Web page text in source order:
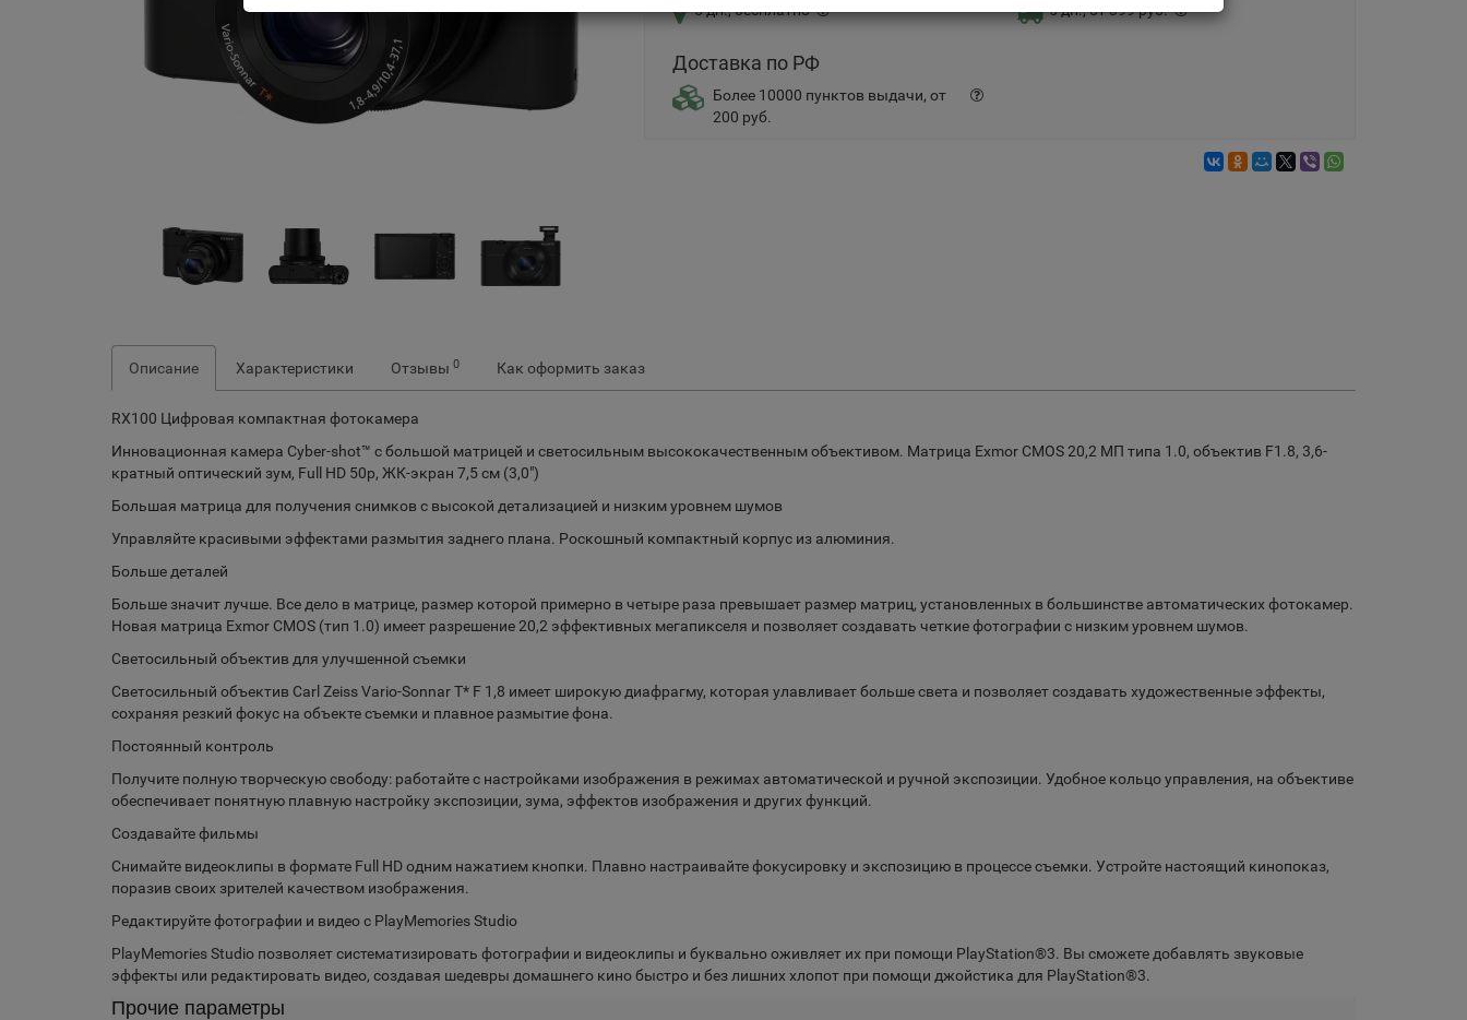
5 дн., бесплатно 5 дн., от 399 руб.
Доставка по РФ
Более 10000 пунктов выдачи, от
200 руб.
Описание Характеристики Отзывы 0 Как оформить заказ
RX100 Цифровая компактная фотокамера
Инновационная камера Cyber-shot™ с большой матрицей и светосильным высококачественным объективом. Матрица Exmor CMOS 20,2 МП типа 1.0, объектив F1.8, 3,6-
кратный оптический зум, Full HD 50p, ЖК-экран 7,5 см (3,0")
Большая матрица для получения снимков с высокой детализацией и низким уровнем шумов
Управляйте красивыми эффектами размытия заднего плана. Роскошный компактный корпус из алюминия.
Больше деталей
Больше значит лучше. Все дело в матрице, размер которой примерно в четыре раза превышает размер матриц, установленных в большинстве автоматических фотокамер.
Новая матрица Exmor CMOS (тип 1.0) имеет разрешение 20,2 эффективных мегапикселя и позволяет создавать четкие фотографии с низким уровнем шумов.
Светосильный объектив для улучшенной съемки
Светосильный объектив Carl Zeiss Vario-Sonnar T* F 1,8 имеет широкую диафрагму, которая улавливает больше света и позволяет создавать художественные эффекты,
сохраняя резкий фокус на объекте съемки и плавное размытие фона.
Постоянный контроль
Получите полную творческую свободу: работайте с настройками изображения в режимах автоматической и ручной экспозиции. Удобное кольцо управления, на объективе
обеспечивает понятную плавную настройку экспозиции, зума, эффектов изображения и других функций.
Создавайте фильмы
Снимайте видеоклипы в формате Full HD одним нажатием кнопки. Плавно настраивайте фокусировку и экспозицию в процессе съемки. Устройте настоящий кинопоказ,
поразив своих зрителей качеством изображения.
Редактируйте фотографии и видео с PlayMemories Studio
PlayMemories Studio позволяет систематизировать фотографии и видеоклипы и буквально оживляет их при помощи PlayStation®3. Вы сможете добавлять звуковые
эффекты или редактировать видео, создавая шедевры домашнего кино быстро и без лишних хлопот при помощи джойстика для PlayStation®3.
Прочие параметры